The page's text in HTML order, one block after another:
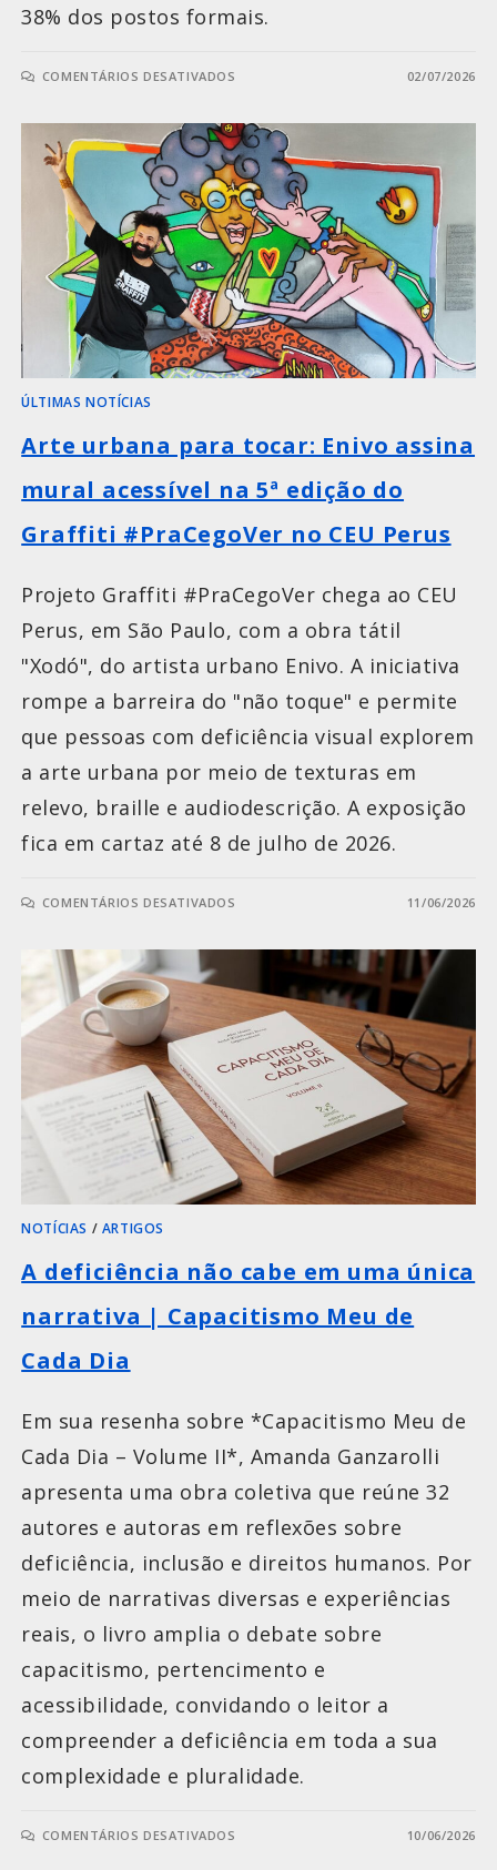
38% dos postos formais.
COMENTÁRIOS DESATIVADOS 02/07/2026
ÚLTIMAS NOTÍCIAS
Arte urbana para tocar: Enivo assina
mural acessível na 5ª edição do
Graffiti #PraCegoVer no CEU Perus
Projeto Graffiti #PraCegoVer chega ao CEU
Perus, em São Paulo, com a obra tátil
"Xodó", do artista urbano Enivo. A iniciativa
rompe a barreira do "não toque" e permite
que pessoas com deficiência visual explorem
a arte urbana por meio de texturas em
relevo, braille e audiodescrição. A exposição
fica em cartaz até 8 de julho de 2026.
COMENTÁRIOS DESATIVADOS 11/06/2026
NOTÍCIAS / ARTIGOS
A deficiência não cabe em uma única
narrativa | Capacitismo Meu de
Cada Dia
Em sua resenha sobre *Capacitismo Meu de
Cada Dia – Volume II*, Amanda Ganzarolli
apresenta uma obra coletiva que reúne 32
autores e autoras em reflexões sobre
deficiência, inclusão e direitos humanos. Por
meio de narrativas diversas e experiências
reais, o livro amplia o debate sobre
capacitismo, pertencimento e
acessibilidade, convidando o leitor a
compreender a deficiência em toda a sua
complexidade e pluralidade.
COMENTÁRIOS DESATIVADOS 10/06/2026